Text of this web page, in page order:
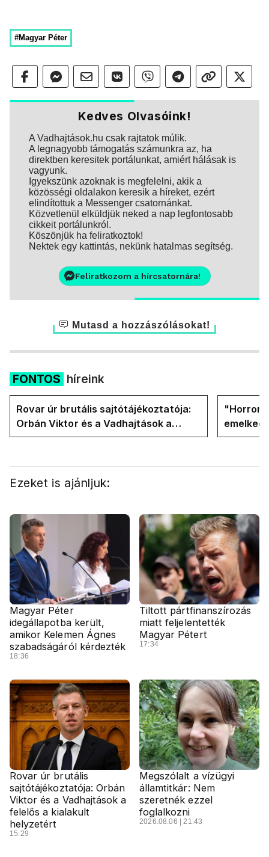
#Magyar Péter
Kedves Olvasóink!
A Vadhajtások.hu csak rajtatok múlik.
A legnagyobb támogatás számunkra az, ha
direktben keresitek portálunkat, amiért hálásak is
vagyunk.
Igyekszünk azoknak is megfelelni, akik a
közösségi oldalakon keresik a híreket, ezért
elindítottuk a Messenger csatornánkat.
Közvetlenül elküldjük neked a nap legfontosabb
cikkeit portálunkról.
Köszönjük ha feliratkoztok!
Nektek egy kattintás, nekünk hatalmas segítség.
Feliratkozom a hírcsatornára!
Mutasd a hozzászólásokat!
FONTOS híreink
Rovar úr brutális sajtótájékoztatója:
Orbán Viktor és a Vadhajtások a
felelős a kialakult helyzetért
"Horror
oldalán
Ezeket is ajánljuk:
Magyar Péter
idegállapotba került,
amikor Kelemen Ágnes
szabadságáról kérdezték
18:36
Tiltott pártfinanszírozás
miatt feljelentették
Magyar Pétert
17:34
Rovar úr brutális
sajtótájékoztatója: Orbán
Viktor és a Vadhajtások a
felelős a kialakult
helyzetért
15:29
Megszólalt a vízügyi
államtitkár: Nem
szeretnék ezzel
foglalkozni
2026.08.06 | 21:43